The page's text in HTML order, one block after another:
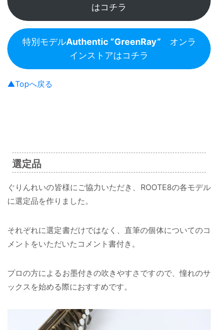
はコチラ
特別モデルAuthentic ”GreenRay” オンラ
インストアはコチラ
▲Topへ戻る
選定品
ぐりんれいの皆様にご協力いただき、ROOTE8の各モデル
に選定品を作りました。
それぞれに選定書だけではなく、直筆の個体についてのコ
メントをいただいたコメント書付き。
プロの方によるお墨付きの吹きやすさですので、憧れのサ
ックスを始める際におすすめです。